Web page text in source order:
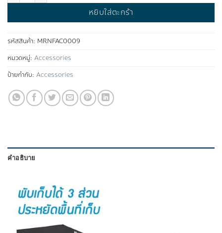
หยิบใส่ตะกร้า
รหัสสินค้า: MRNFAC0009
หมวดหมู่: Accessories
ป้ายกำกับ: Accessories
คำอธิบาย